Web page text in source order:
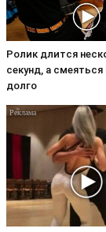
Ролик длится
секунд, а
долго